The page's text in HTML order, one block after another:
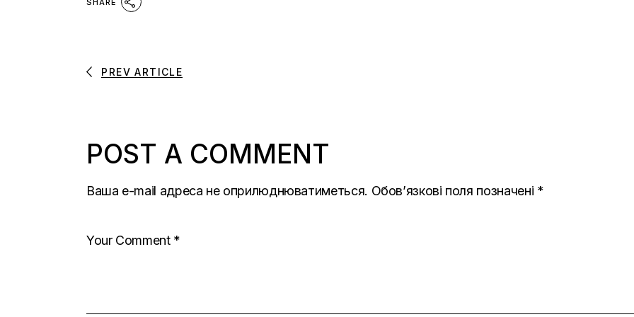
SHARE
PREV ARTICLE
POST A COMMENT
Ваша e-mail адреса не оприлюднюватиметься. Обов’язкові поля позначені *